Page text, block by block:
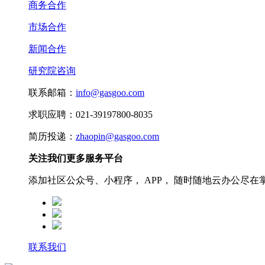
商务合作
市场合作
新闻合作
研究院咨询
联系邮箱： info@gasgoo.com
求职应聘：021-39197800-8035
简历投递： zhaopin@gasgoo.com
关注我们更多服务平台
添加社区公众号、小程序， APP， 随时随地云办公尽在
联系我们